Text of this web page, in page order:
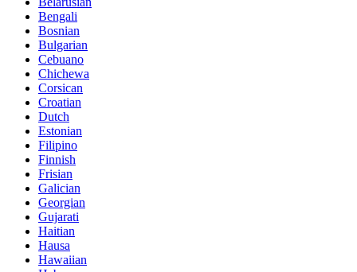
Bengali
Bosnian
Bulgarian
Cebuano
Chichewa
Corsican
Croatian
Dutch
Estonian
Filipino
Finnish
Frisian
Galician
Georgian
Gujarati
Haitian
Hausa
Hawaiian